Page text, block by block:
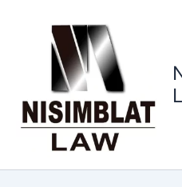
contenido